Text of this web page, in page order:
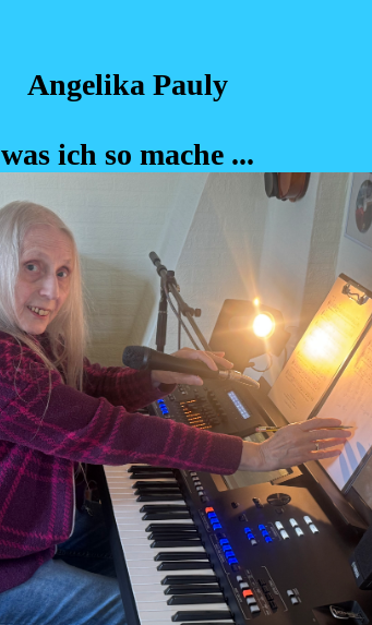
Angelika Pauly
was ich so mache ...